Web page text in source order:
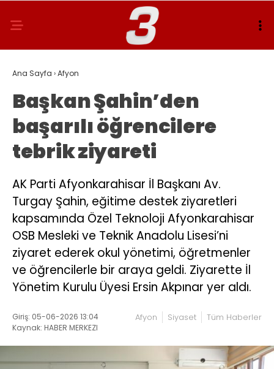
Ana Sayfa ›Afyon
Başkan Şahin’den
başarılı öğrencilere
tebrik ziyareti
AK Parti Afyonkarahisar İl Başkanı Av.
Turgay Şahin, eğitime destek ziyaretleri
kapsamında Özel Teknoloji Afyonkarahisar
OSB Mesleki ve Teknik Anadolu Lisesi’ni
ziyaret ederek okul yönetimi, öğretmenler
ve öğrencilerle bir araya geldi. Ziyarette İl
Yönetim Kurulu Üyesi Ersin Akpınar yer aldı.
Giriş: 05-06-2026 13:04
Kaynak: HABER MERKEZI
Afyon Siyaset Tüm Haberler